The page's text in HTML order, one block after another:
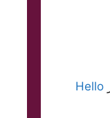
Hello